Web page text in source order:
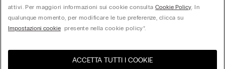
Seleziona la taglia
Calzedonia Switzerland AG, Wiesenstrasse 5, CH-8952 Schlieren, CHE-287.459.583,
attivi. Per maggiori informazioni sui cookie consultaCookie Policy. In
qualunque momento, per modificare le tue preferenze, clicca su
Impostazioni cookie presente nella cookie policy”.
ACCETTA TUTTI I COOKIE